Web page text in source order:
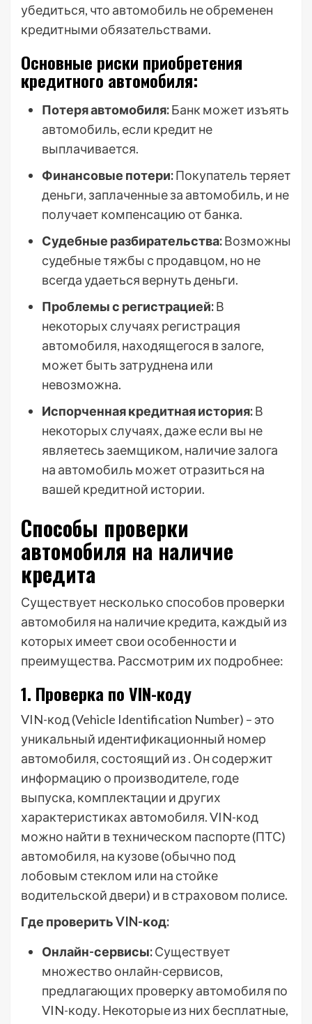
убедиться, что автомобиль не обременен
кредитными обязательствами.
Основные риски приобретения
кредитного автомобиля:
Потеря автомобиля:Банк может изъять
автомобиль, если кредит не
выплачивается.
Финансовые потери:Покупатель теряет
деньги, заплаченные за автомобиль, и не
получает компенсацию от банка.
Судебные разбирательства:Возможны
судебные тяжбы с продавцом, но не
всегда удаеться вернуть деньги.
Проблемы с регистрацией:В
некоторых случаях регистрация
автомобиля, находящегося в залоге,
может быть затруднена или
невозможна.
Испорченная кредитная история:В
некоторых случаях, даже если вы не
являетесь заемщиком, наличие залога
на автомобиль может отразиться на
вашей кредитной истории.
Способы проверки
автомобиля на наличие
кредита
Существует несколько способов проверки
автомобиля на наличие кредита, каждый из
которых имеет свои особенности и
преимущества. Рассмотрим их подробнее:
1. Проверка по VIN-коду
VIN-код (Vehicle Identification Number) – это
уникальный идентификационный номер
автомобиля, состоящий из . Он содержит
информацию о производителе, годе
выпуска, комплектации и других
характеристиках автомобиля. VIN-код
можно найти в техническом паспорте (ПТС)
автомобиля, на кузове (обычно под
лобовым стеклом или на стойке
водительской двери) и в страховом полисе.
Где проверить VIN-код:
Онлайн-сервисы:Существует
множество онлайн-сервисов,
предлагающих проверку автомобиля по
VIN-коду. Некоторые из них бесплатные,